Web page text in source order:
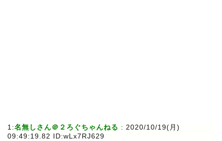
1:名無しさん＠２ろぐちゃんねる : 2020/10/19(月)
09:49:19.82 ID:wLx7RJ629